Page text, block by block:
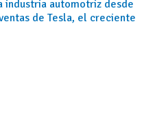
industria automotriz desde
de Tesla, el creciente